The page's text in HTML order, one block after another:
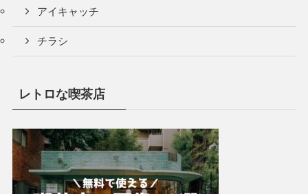
アイキャッチ
チラシ
レトロな喫茶店